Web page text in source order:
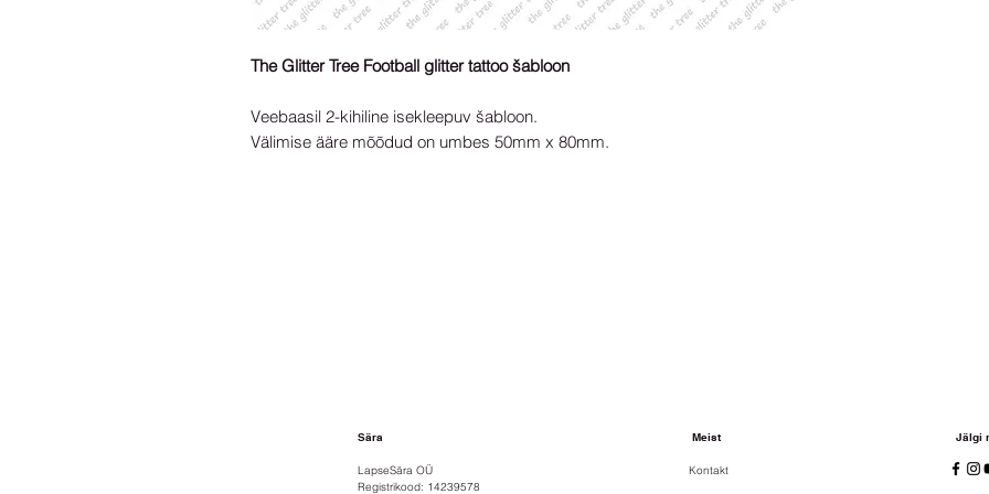
The Glitter Tree Football glitter tattoo šabloon
Veebaasil 2-kihiline isekleepuv šabloon.
Välimise ääre mõõdud on umbes 50mm x 80mm.
Sära
LapseSära OÜ
Registrikood: 14239578
Meist
Kontakt
Jälgi